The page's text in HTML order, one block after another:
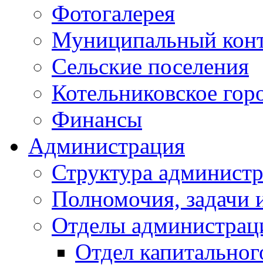
Фотогалерея
Муниципальный
Сельские поселения
Котельниковское
Финансы
Администрация
Структура
Полномочия, задачи
Отделы
Отдел